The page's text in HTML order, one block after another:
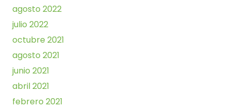
agosto 2022
julio 2022
octubre 2021
agosto 2021
junio 2021
abril 2021
febrero 2021